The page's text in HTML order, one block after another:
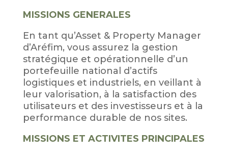
MISSIONS GENERALES
En tant qu’Asset & Property Manager
d’Aréfim, vous assurez la gestion
stratégique et opérationnelle d’un
portefeuille national d’actifs
logistiques et industriels, en veillant à
leur valorisation, à la satisfaction des
utilisateurs et des investisseurs et à la
performance durable de nos sites.
MISSIONS ET ACTIVITES PRINCIPALES